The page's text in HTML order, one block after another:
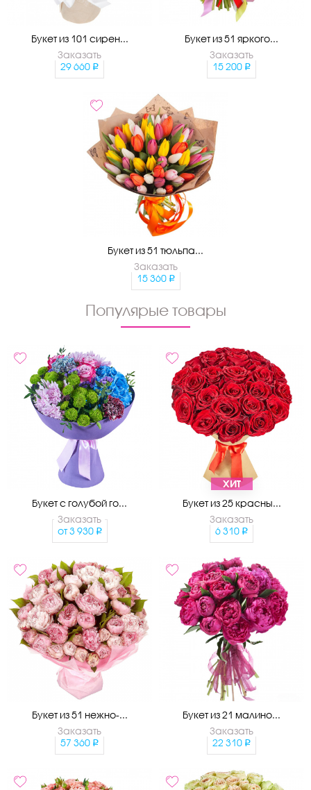
Букет из 101 сирен...
Заказать
29 660
Букет из 51 яркого...
Заказать
15 200
Букет из 51 тюльпа...
Заказать
15 360
Популярые товары
Букет с голубой го...
Заказать
от 3 930
ХИТ
Букет из 25 красны...
Заказать
6 310
Букет из 51 нежно-...
Заказать
57 360
Букет из 21 малино...
Заказать
22 310